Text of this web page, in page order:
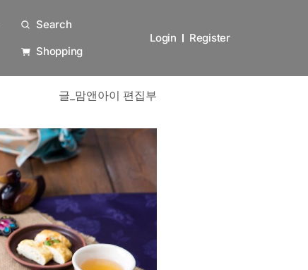
Search
Shopping
Login Register
글_맘앤아이 편집부